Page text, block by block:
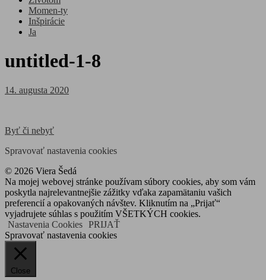
Momen-ty
Inšpirácie
Ja
untitled-1-8
Posted
14. augusta 2020
Navigácia
v
článku
Byť či nebyť
Spravovať nastavenia cookies
© 2026 Viera Šedá
Na mojej webovej stránke používam súbory cookies, aby som vám
poskytla najrelevantnejšie zážitky vďaka zapamätaniu vašich
preferencií a opakovaných návštev. Kliknutím na „Prijať“
vyjadrujete súhlas s použitím VŠETKÝCH cookies.
Nastavenia Cookies PRIJAŤ
Spravovať nastavenia cookies
Close